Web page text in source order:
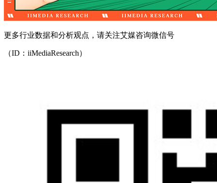
更多行业数据和分析观点，请关注艾媒咨询微信号
（ID：iiMediaResearch）